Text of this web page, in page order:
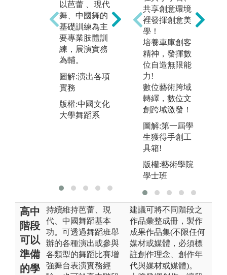
以芭蕾 、現代
舞、中國舞的
基礎訓練為主
要專業肢體訓
練，展演實務
為輔。
圖解:演出各項
實務
版權:中國文化
大學舞蹈系
移地學習
圖解:移地交流
學習
版權:中國文化
大學舞蹈系
共享創意環境
裡發揮創意美
學！
培養車庫創客
精神，發揮數
位自造無限能
力!
數位藝術跨域
轉繹，數位文
創跨域激發！
圖解:第一屆學
生獲得手創工
具箱!
版權:藝術學院
學士班
高中
階段
可以
準備
的學
持續維持芭蕾、現
代、中國舞蹈基本
功。可透過舞蹈班舉
辦的各種演出或參與
各類型的舞蹈比賽增
強舞台表演實務經
建議可將不同階段之
作品彙整成冊，製作
成果作品集(不限任何
媒材或媒體，必須標
註創作理念、創作年
代與媒材或媒體)。